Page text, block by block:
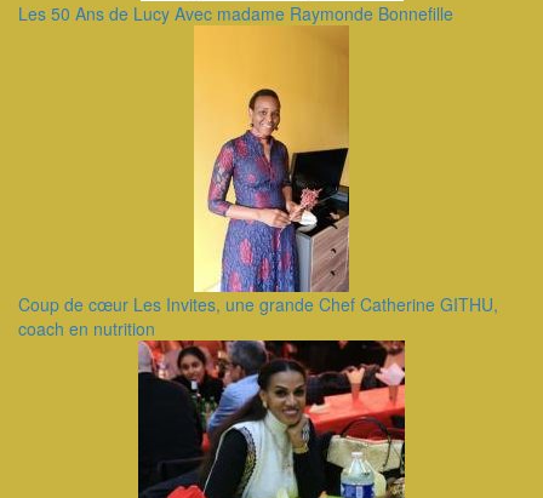
Les 50 Ans de Lucy Avec madame Raymonde Bonnefille
Coup de cœur Les Invites, une grande Chef Catherine GITHU,
coach en nutrition